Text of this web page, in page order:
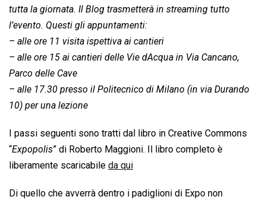
tutta la giornata. Il Blog trasmetterà in streaming tutto
l’evento. Questi gli appuntamenti:
– alle ore 11 visita ispettiva ai cantieri
– alle ore 15 ai cantieri delle Vie dAcqua in Via Cancano,
Parco delle Cave
– alle 17.30 presso il Politecnico di Milano (in via Durando
10) per una lezione
I passi seguenti sono tratti dal libro in Creative Commons
“Expopolis” di Roberto Maggioni. Il libro completo è
liberamente scaricabile da qui
Di quello che avverrà dentro i padiglioni di Expo non